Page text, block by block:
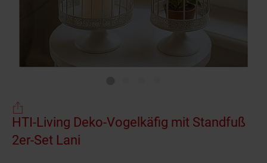
HTI-Living Deko-Vogelkäfig mit Standfuß
2er-Set Lani